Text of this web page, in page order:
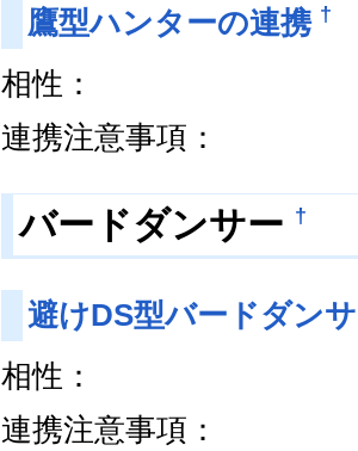
鷹型ハンターの連携 †
相性：
連携注意事項：
バードダンサー †
避けDS型バードダン
相性：
連携注意事項：